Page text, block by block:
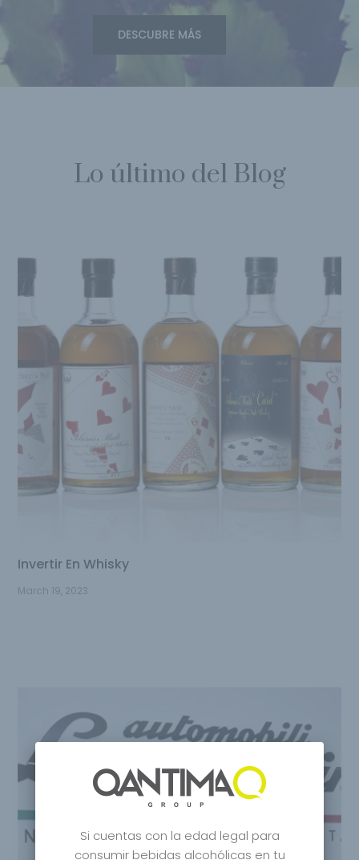
DESCUBRE MÁS
Lo último del Blog
Invertir En Whisky
March 19, 2023
Si cuentas con la edad legal para
consumir bebidas alcohólicas en tu